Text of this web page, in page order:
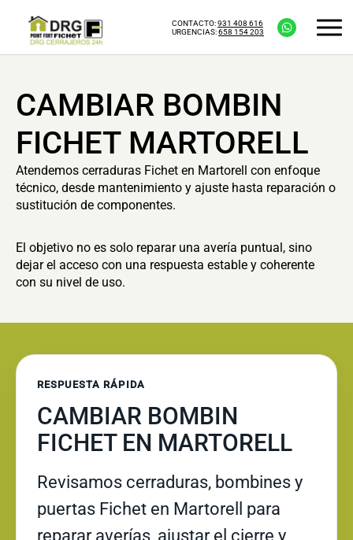
CONTACTO:931 408 616
URGENCIAS:658 154 203
CAMBIAR BOMBIN
FICHET MARTORELL
Atendemos cerraduras Fichet en Martorell con enfoque
técnico, desde mantenimiento y ajuste hasta reparación o
sustitución de componentes.
El objetivo no es solo reparar una avería puntual, sino
dejar el acceso con una respuesta estable y coherente
con su nivel de uso.
RESPUESTA RÁPIDA
CAMBIAR BOMBIN
FICHET EN MARTORELL
Revisamos cerraduras, bombines y
puertas Fichet en Martorell para
reparar averías, ajustar el cierre y